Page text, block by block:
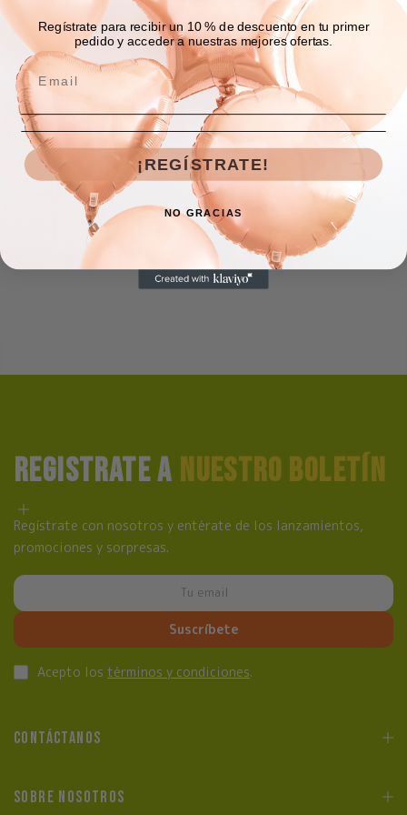
Descripción
Envíos y devoluciones
Comentarios
REGISTRATE A NUESTRO BOLETÍN
Regístrate con nosotros y entérate de los lanzamientos,
promociones y sorpresas.
Suscríbete
Acepto los términos y condiciones.
CONTÁCTANOS
SOBRE NOSOTROS
Regístrate para recibir un 10 % de descuento en tu primer
pedido y acceder a nuestras mejores ofertas.
¡REGÍSTRATE!
NO GRACIAS